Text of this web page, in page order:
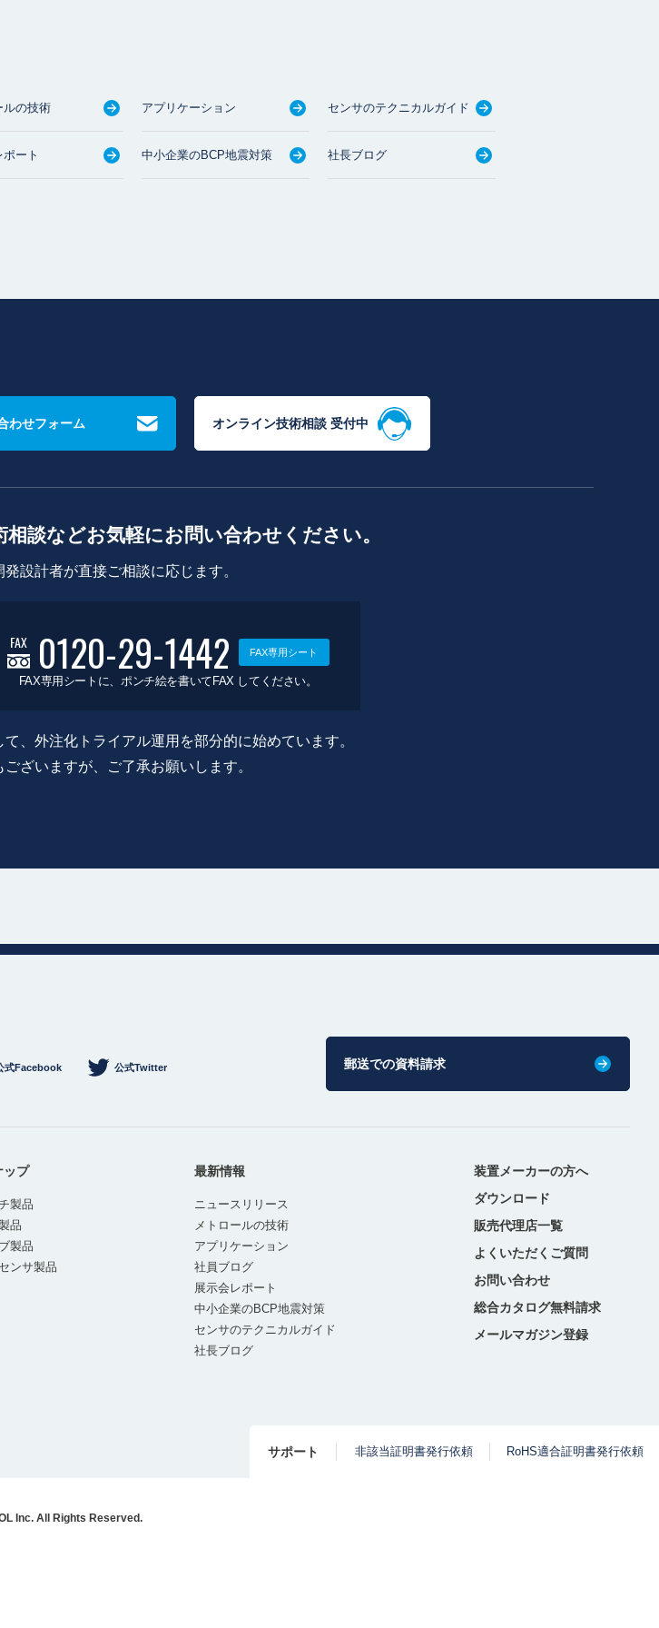
ルの技術 アプリケーション センサのテクニカルガイド
ート 中小企業のBCP地震対策 社長ブログ
わせフォーム オンライン技術相談 受付中
談などお気軽にお問い合わせください。
設計者が直接ご相談に応じます。
FAX 0120-29-1442 FAX専用シート
FAX専用シートに、ポンチ絵を書いてFAX してください。
、外注化トライアル運用を部分的に始めています。
ざいますが、ご了承お願いします。
式Facebook 公式Twitter 郵送での資料請求
ップ
製品
品
製品
ンサ製品
最新情報
ニュースリリース
メトロールの技術
アプリケーション
社員ブログ
展示会レポート
中小企業のBCP地震対策
センサのテクニカルガイド
社長ブログ
装置メーカーの方へ
ダウンロード
販売代理店一覧
よくいただくご質問
お問い合わせ
総合カタログ無料請求
メールマガジン登録
サポート 非該当証明書発行依頼 RoHS適合証明書発行依頼
Inc. All Rights Reserved.